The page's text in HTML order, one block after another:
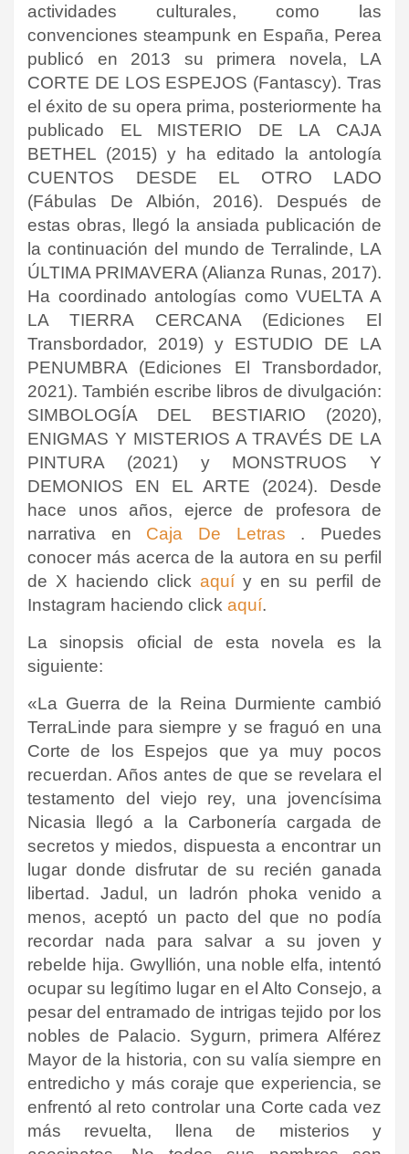
actividades culturales, como las
convenciones steampunk en España, Perea
publicó en 2013 su primera novela, LA
CORTE DE LOS ESPEJOS (Fantascy). Tras
el éxito de su opera prima, posteriormente ha
publicado EL MISTERIO DE LA CAJA
BETHEL (2015) y ha editado la antología
CUENTOS DESDE EL OTRO LADO
(Fábulas De Albión, 2016). Después de
estas obras, llegó la ansiada publicación de
la continuación del mundo de Terralinde, LA
ÚLTIMA PRIMAVERA (Alianza Runas, 2017).
Ha coordinado antologías como VUELTA A
LA TIERRA CERCANA (Ediciones El
Transbordador, 2019) y ESTUDIO DE LA
PENUMBRA (Ediciones El Transbordador,
2021). También escribe libros de divulgación:
SIMBOLOGÍA DEL BESTIARIO (2020),
ENIGMAS Y MISTERIOS A TRAVÉS DE LA
PINTURA (2021) y MONSTRUOS Y
DEMONIOS EN EL ARTE (2024). Desde
hace unos años, ejerce de profesora de
narrativa en Caja De Letras . Puedes
conocer más acerca de la autora en su perfil
de X haciendo click aquí y en su perfil de
Instagram haciendo click aquí.
La sinopsis oficial de esta novela es la
siguiente:
«La Guerra de la Reina Durmiente cambió
TerraLinde para siempre y se fraguó en una
Corte de los Espejos que ya muy pocos
recuerdan. Años antes de que se revelara el
testamento del viejo rey, una jovencísima
Nicasia llegó a la Carbonería cargada de
secretos y miedos, dispuesta a encontrar un
lugar donde disfrutar de su recién ganada
libertad. Jadul, un ladrón phoka venido a
menos, aceptó un pacto del que no podía
recordar nada para salvar a su joven y
rebelde hija. Gwyllión, una noble elfa, intentó
ocupar su legítimo lugar en el Alto Consejo, a
pesar del entramado de intrigas tejido por los
nobles de Palacio. Sygurn, primera Alférez
Mayor de la historia, con su valía siempre en
entredicho y más coraje que experiencia, se
enfrentó al reto controlar una Corte cada vez
más revuelta, llena de misterios y